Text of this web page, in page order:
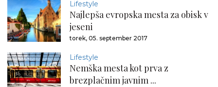
Lifestyle
Najlepša evropska mesta za obisk v
jeseni
torek, 05. september 2017
Lifestyle
Nemška mesta kot prva z
brezplačnim javnim ...